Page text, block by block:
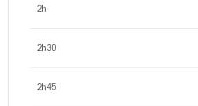
2h
2h30
2h45